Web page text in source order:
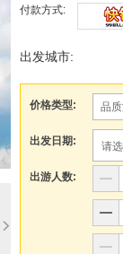
付款方式:
出发城市:
价格类型: 品
出发日期: 请
出游人数: